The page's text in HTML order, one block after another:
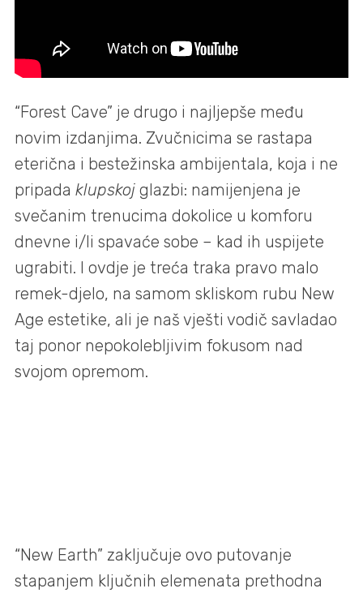
“Forest Cave” je drugo i najljepše među
novim izdanjima. Zvučnicima se rastapa
eterična i bestežinska ambijentala, koja i ne
pripada klupskoj glazbi: namijenjena je
svečanim trenucima dokolice u komforu
dnevne i/li spavaće sobe – kad ih uspijete
ugrabiti. I ovdje je treća traka pravo malo
remek-djelo, na samom skliskom rubu New
Age estetike, ali je naš vješti vodič savladao
taj ponor nepokolebljivim fokusom nad
svojom opremom.
“New Earth” zaključuje ovo putovanje
stapanjem ključnih elemenata prethodna